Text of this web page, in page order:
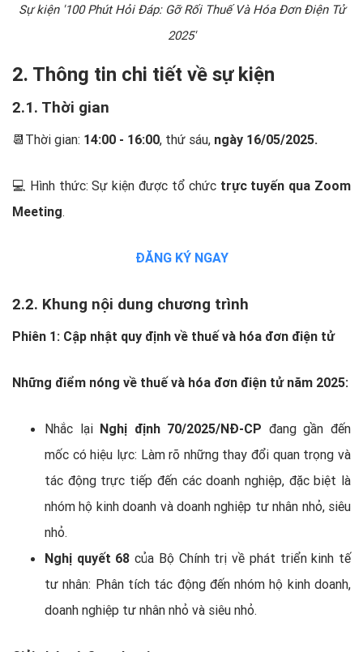
Sự kiện '100 Phút Hỏi Đáp: Gỡ Rối Thuế Và Hóa Đơn Điện Tử
2025'
2. Thông tin chi tiết về sự kiện
2.1. Thời gian
📆Thời gian: 14:00 - 16:00, thứ sáu, ngày 16/05/2025.
💻 Hình thức: Sự kiện được tổ chứctrực tuyến qua Zoom
Meeting.
ĐĂNG KÝ NGAY
2.2. Khung nội dung chương trình
Phiên 1: Cập nhật quy định về thuế và hóa đơn điện tử
Những điểm nóng về thuế và hóa đơn điện tử năm 2025:
Nhắc lại Nghị định 70/2025/NĐ-CP đang gần đến
mốc có hiệu lực: Làm rõ những thay đổi quan trọng và
tác động trực tiếp đến các doanh nghiệp, đặc biệt là
nhóm hộ kinh doanh và doanh nghiệp tư nhân nhỏ, siêu
nhỏ.
Nghị quyết 68của Bộ Chính trị về phát triển kinh tế
tư nhân: Phân tích tác động đến nhóm hộ kinh doanh,
doanh nghiệp tư nhân nhỏ và siêu nhỏ.